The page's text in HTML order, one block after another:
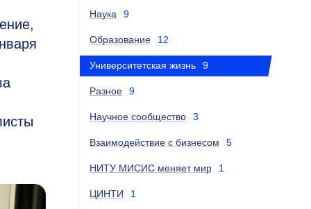
Наука 9
Образование 12
Университетская жизнь 9
Разное 9
Научное сообщество 3
Взаимодействие с бизнесом 5
НИТУ МИСИС меняет мир 1
ЦИНТИ 1